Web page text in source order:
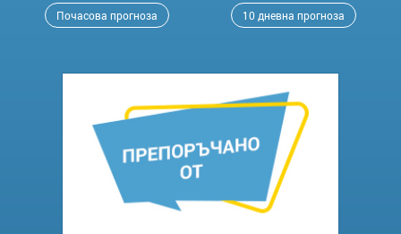
Почасова прогноза 10 дневна прогноза